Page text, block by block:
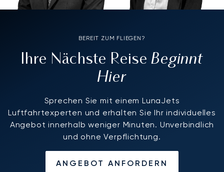
BEREIT ZUM FLIEGEN?
Ihre Nächste ReiseBeginnt
Hier
Sprechen Sie mit einem LunaJets
Luftfahrtexperten und erhalten Sie Ihr individuelles
Angebot innerhalb weniger Minuten. Unverbindlich
und ohne Verpflichtung.
ANGEBOT ANFORDERN